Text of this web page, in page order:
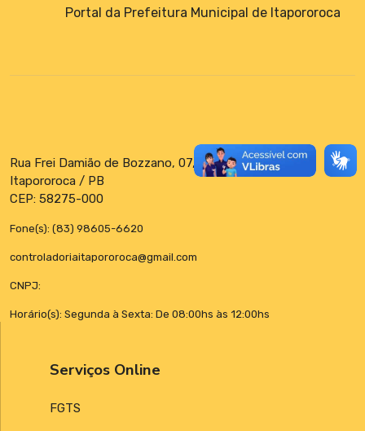
Portal da Prefeitura Municipal de Itapororoca
Rua Frei Damião de Bozzano, 07, Centro
Itapororoca / PB
CEP: 58275-000
Fone(s): (83) 98605-6620
controladoriaitapororoca@gmail.com
CNPJ:
Horário(s): Segunda à Sexta: De 08:00hs às 12:00hs
Serviços Online
FGTS